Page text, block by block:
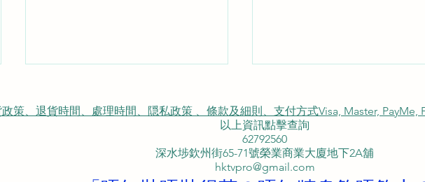
租用電視機
策、退貨時間、處理時間、隠私政策 、條款及細則、支付方式Visa, Master, PayMe,
以上資訊點擊查詢
62792560
深水埗欽州街65-71號榮業商業大廈地下2A舖
hktvpro@gmail.com